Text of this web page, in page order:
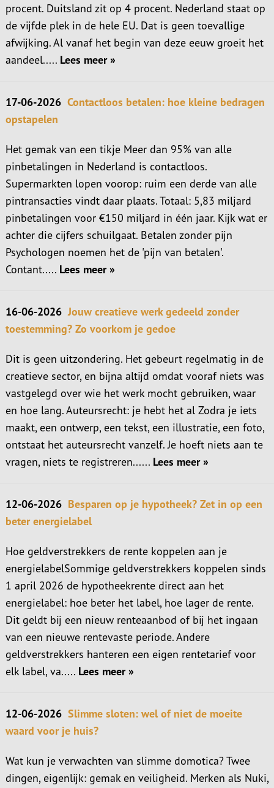
procent. Duitsland zit op 4 procent. Nederland staat op
de vijfde plek in de hele EU. Dat is geen toevallige
afwijking. Al vanaf het begin van deze eeuw groeit het
aandeel..... Lees meer »
17-06-2026 Contactloos betalen: hoe kleine bedragen
opstapelen
Het gemak van een tikje Meer dan 95% van alle
pinbetalingen in Nederland is contactloos.
Supermarkten lopen voorop: ruim een derde van alle
pintransacties vindt daar plaats. Totaal: 5,83 miljard
pinbetalingen voor €150 miljard in één jaar. Kijk wat er
achter die cijfers schuilgaat. Betalen zonder pijn
Psychologen noemen het de 'pijn van betalen'.
Contant..... Lees meer »
16-06-2026 Jouw creatieve werk gedeeld zonder
toestemming? Zo voorkom je gedoe
Dit is geen uitzondering. Het gebeurt regelmatig in de
creatieve sector, en bijna altijd omdat vooraf niets was
vastgelegd over wie het werk mocht gebruiken, waar
en hoe lang. Auteursrecht: je hebt het al Zodra je iets
maakt, een ontwerp, een tekst, een illustratie, een foto,
ontstaat het auteursrecht vanzelf. Je hoeft niets aan te
vragen, niets te registreren...... Lees meer »
12-06-2026 Besparen op je hypotheek? Zet in op een
beter energielabel
Hoe geldverstrekkers de rente koppelen aan je
energielabelSommige geldverstrekkers koppelen sinds
1 april 2026 de hypotheekrente direct aan het
energielabel: hoe beter het label, hoe lager de rente.
Dit geldt bij een nieuw renteaanbod of bij het ingaan
van een nieuwe rentevaste periode. Andere
geldverstrekkers hanteren een eigen rentetarief voor
elk label, va..... Lees meer »
12-06-2026 Slimme sloten: wel of niet de moeite
waard voor je huis?
Wat kun je verwachten van slimme domotica? Twee
dingen, eigenlijk: gemak en veiligheid. Merken als Nuki,